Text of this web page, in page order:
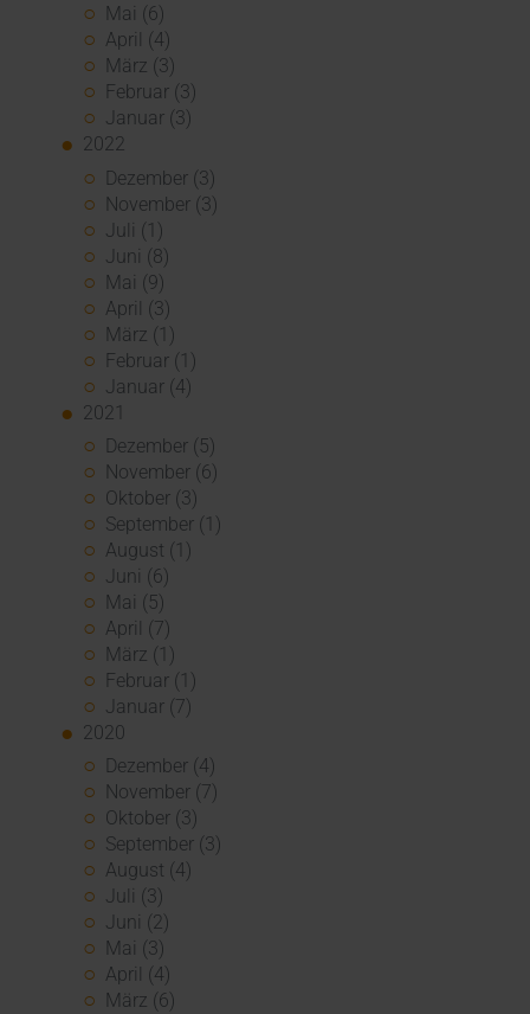
Mai (6)
April (4)
März (3)
Februar (3)
Januar (3)
2022
Dezember (3)
November (3)
Juli (1)
Juni (8)
Mai (9)
April (3)
März (1)
Februar (1)
Januar (4)
2021
Dezember (5)
November (6)
Oktober (3)
September (1)
August (1)
Juni (6)
Mai (5)
April (7)
März (1)
Februar (1)
Januar (7)
2020
Dezember (4)
November (7)
Oktober (3)
September (3)
August (4)
Juli (3)
Juni (2)
Mai (3)
April (4)
März (6)